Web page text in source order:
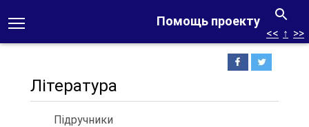
Помощь проекту
<< ↑ >>
Література
Підручники